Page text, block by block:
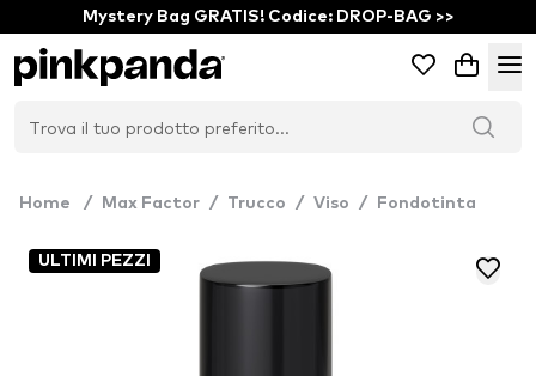
Mystery Bag GRATIS! Codice: DROP-BAG >>
Home / Max Factor / Trucco / Viso / Fondotinta
ULTIMI PEZZI